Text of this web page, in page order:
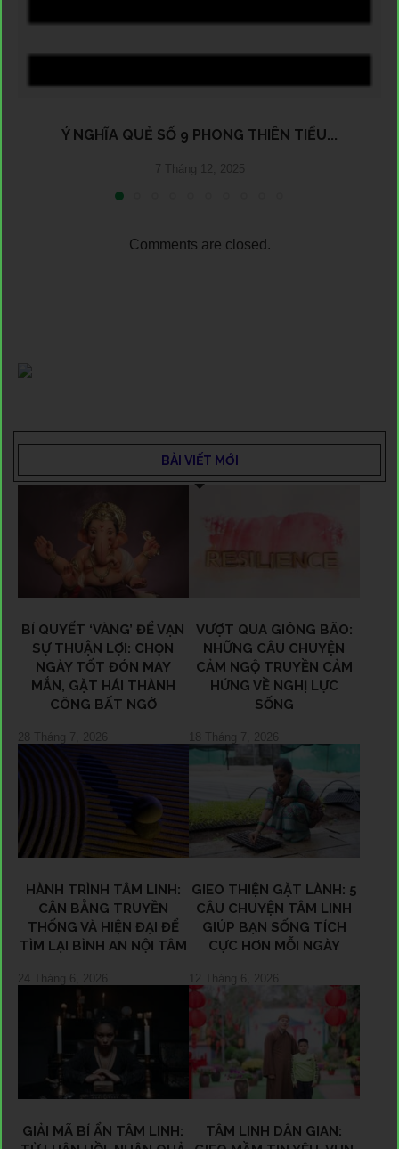
Ý NGHĨA QUẺ SỐ 9 PHONG THIÊN TIỂU...
7 Tháng 12, 2025
Comments are closed.
BÀI VIẾT MỚI
BÍ QUYẾT ‘VÀNG’ ĐỂ VẠN
SỰ THUẬN LỢI: CHỌN
NGÀY TỐT ĐÓN MAY
MẮN, GẶT HÁI THÀNH
CÔNG BẤT NGỜ
28 Tháng 7, 2026
VƯỢT QUA GIÔNG BÃO:
NHỮNG CÂU CHUYỆN
CẢM NGỘ TRUYỀN CẢM
HỨNG VỀ NGHỊ LỰC
SỐNG
18 Tháng 7, 2026
HÀNH TRÌNH TÂM LINH:
CÂN BẰNG TRUYỀN
THỐNG VÀ HIỆN ĐẠI ĐỂ
TÌM LẠI BÌNH AN NỘI TÂM
24 Tháng 6, 2026
GIEO THIỆN GẶT LÀNH: 5
CÂU CHUYỆN TÂM LINH
GIÚP BẠN SỐNG TÍCH
CỰC HƠN MỖI NGÀY
12 Tháng 6, 2026
GIẢI MÃ BÍ ẨN TÂM LINH:
TÂM LINH DÂN GIAN: